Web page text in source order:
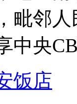
毗邻
中央
饭店